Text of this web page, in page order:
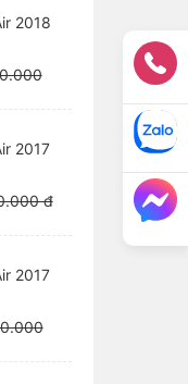
2018
2017
đ
2017